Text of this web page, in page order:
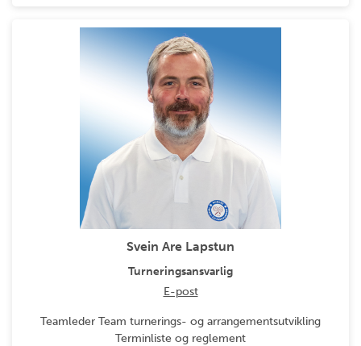
Svein Are Lapstun
Turneringsansvarlig
E-post
Teamleder Team turnerings- og arrangementsutvikling
Terminliste og reglement